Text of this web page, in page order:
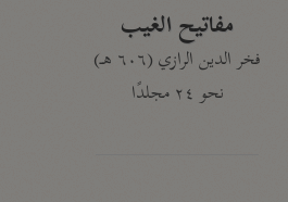
مفاتيح الغيب
فخر الدين الرازي (٦٠٦ هـ)
نحو ٢٤ مجلدًا